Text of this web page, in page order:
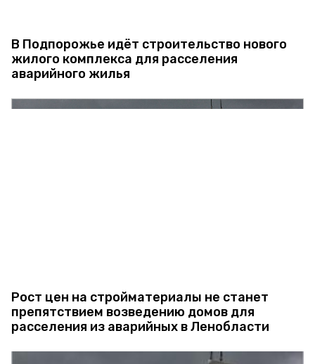
В Подпорожье идёт строительство нового
жилого комплекса для расселения
аварийного жилья
Рост цен на стройматериалы не станет
препятствием возведению домов для
расселения из аварийных в Ленобласти